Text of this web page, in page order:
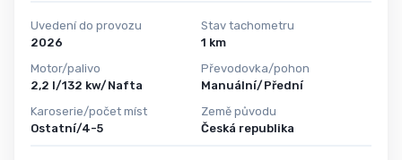
Uvedení do provozu
2026
Motor/palivo
2,2 l/132 kw/Nafta
Karoserie/počet míst
Ostatní/4-5
Stav tachometru
1 km
Převodovka/pohon
Manuální/Přední
Země původu
Česká republika